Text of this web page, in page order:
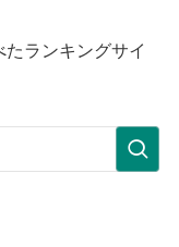
ランキングサイ